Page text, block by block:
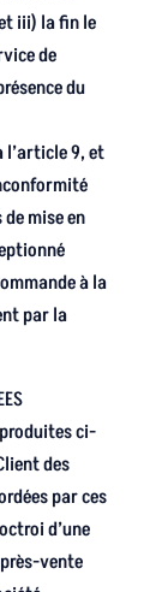
iii) la fin le
de
du
l’article 9, et
mise en
à la
par la
ci-
des
par ces
d’une
vente